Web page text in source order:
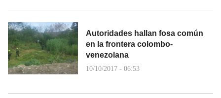
Autoridades hallan fosa común
en la frontera colombo-
venezolana
10/10/2017 - 06:53